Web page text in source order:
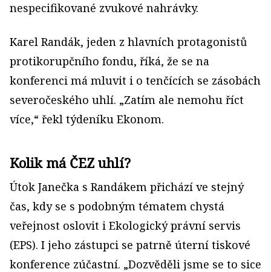
nespecifikované zvukové nahrávky.
Karel Randák, jeden z hlavních protagonistů
protikorupčního fondu, říká, že se na
konferenci má mluvit i o tenčících se zásobách
severočeského uhlí. „Zatím ale nemohu říct
více,“ řekl týdeníku Ekonom.
Kolik má ČEZ uhlí?
Útok Janečka s Randákem přichází ve stejný
čas, kdy se s podobným tématem chystá
veřejnost oslovit i Ekologický právní servis
(EPS). I jeho zástupci se patrně úterní tiskové
konference zúčastní. „Dozvěděli jsme se to sice